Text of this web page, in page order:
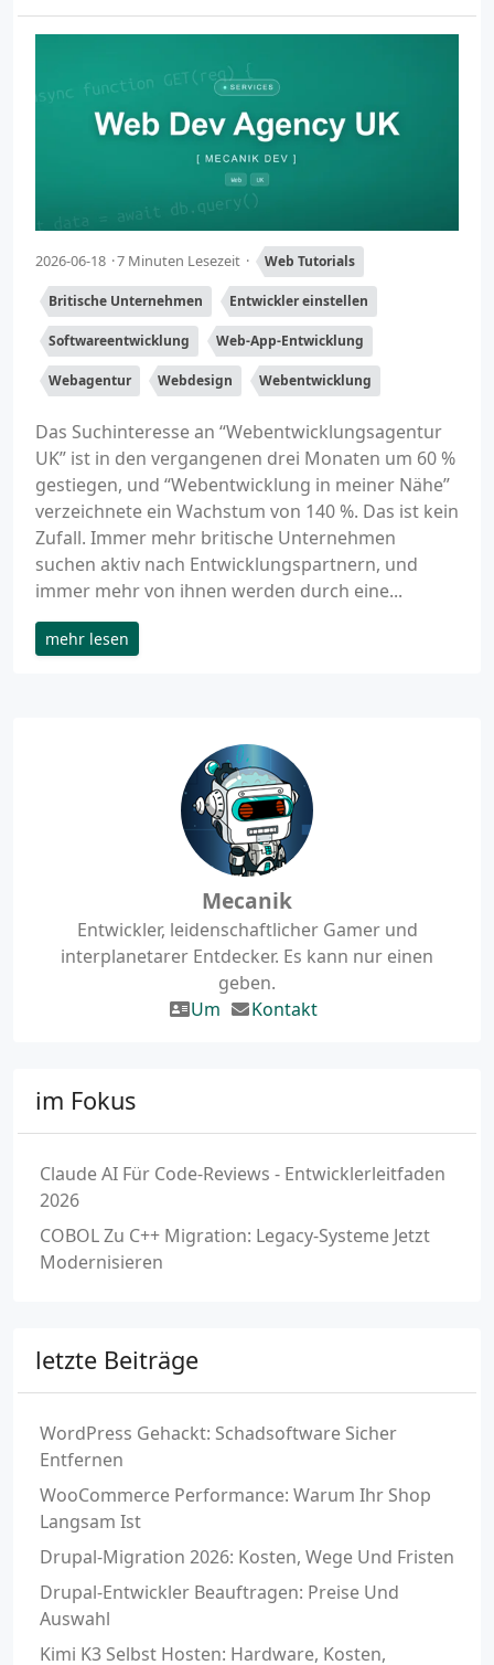
2026-06-18 7 Minuten Lesezeit Web Tutorials
Britische Unternehmen Entwickler einstellen
Softwareentwicklung Web-App-Entwicklung
Webagentur Webdesign Webentwicklung
Das Suchinteresse an “Webentwicklungsagentur
UK” ist in den vergangenen drei Monaten um 60 %
gestiegen, und “Webentwicklung in meiner Nähe”
verzeichnete ein Wachstum von 140 %. Das ist kein
Zufall. Immer mehr britische Unternehmen
suchen aktiv nach Entwicklungspartnern, und
immer mehr von ihnen werden durch eine...
mehr lesen
Mecanik
Entwickler, leidenschaftlicher Gamer und
interplanetarer Entdecker. Es kann nur einen
geben.
Um
Kontakt
im Fokus
Claude AI Für Code-Reviews - Entwicklerleitfaden
2026
COBOL Zu C++ Migration: Legacy-Systeme Jetzt
Modernisieren
letzte Beiträge
WordPress Gehackt: Schadsoftware Sicher
Entfernen
WooCommerce Performance: Warum Ihr Shop
Langsam Ist
Drupal-Migration 2026: Kosten, Wege Und Fristen
Drupal-Entwickler Beauftragen: Preise Und
Auswahl
Kimi K3 Selbst Hosten: Hardware, Kosten,